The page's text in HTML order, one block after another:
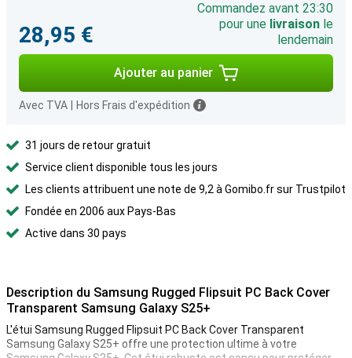
28,95 €
Commandez avant 23:30
pour une livraison le
lendemain
Ajouter au panier
Avec TVA Hors Frais d'expédition
31 jours de retour gratuit
Service client disponible tous les jours
Les clients attribuent une note de 9,2 à Gomibo.fr sur Trustpilot
Fondée en 2006 aux Pays-Bas
Active dans 30 pays
Description du Samsung Rugged Flipsuit PC Back Cover
Transparent Samsung Galaxy S25+
L'étui Samsung Rugged Flipsuit PC Back Cover Transparent
Samsung Galaxy S25+ offre une protection ultime à votre